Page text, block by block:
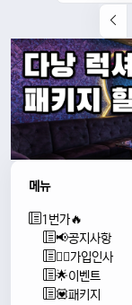
메뉴
1번가🔥
📢공지사항
🙇‍♂️가입인사
🌟이벤트
💟패키지